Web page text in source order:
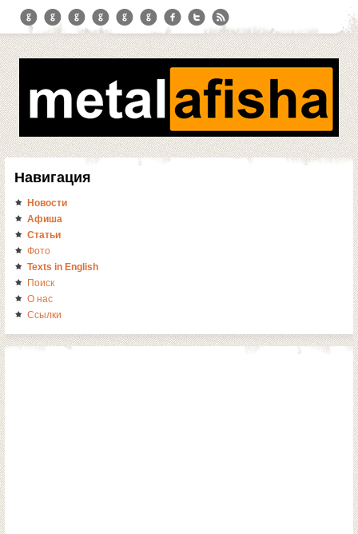
Навигация
Новости
Афиша
Статьи
Фото
Texts in English
Поиск
О нас
Ссылки